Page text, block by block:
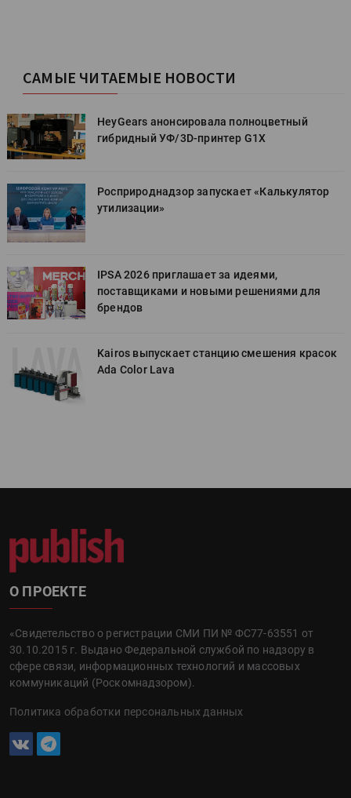
САМЫЕ ЧИТАЕМЫЕ НОВОСТИ
HeyGears анонсировала полноцветный
гибридный УФ/3D-принтер G1X
Росприроднадзор запускает «Калькулятор
утилизации»
IPSA 2026 приглашает за идеями,
поставщиками и новыми решениями для
брендов
Kairos выпускает станцию смешения красок
Ada Color Lava
О ПРОЕКТЕ
«Свидетельство о регистрации СМИ ПИ № ФС77-63551 от
30.10.2015 г. Выдано Федеральной службой по надзору в
сфере связи, информационных технологий и массовых
коммуникаций (Роскомнадзором).
Политика обработки персональных данных